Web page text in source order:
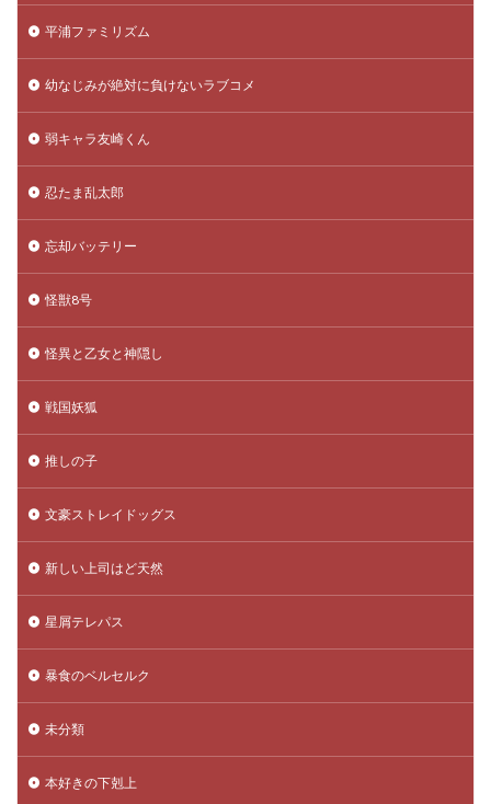
平浦ファミリズム
幼なじみが絶対に負けないラブコメ
弱キャラ友崎くん
忍たま乱太郎
忘却バッテリー
怪獣8号
怪異と乙女と神隠し
戦国妖狐
推しの子
文豪ストレイドッグス
新しい上司はど天然
星屑テレパス
暴食のベルセルク
未分類
本好きの下剋上